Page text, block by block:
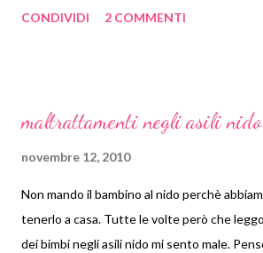
verità non mi rilassa neanche, però lo
CONDIVIDI 2 COMMENTI
maltrattamenti negli asili nido
novembre 12, 2010
Non mando il bambino al nido perchè
tenerlo a casa. Tutte le volte però che
dei bimbi negli asili nido mi sento male.